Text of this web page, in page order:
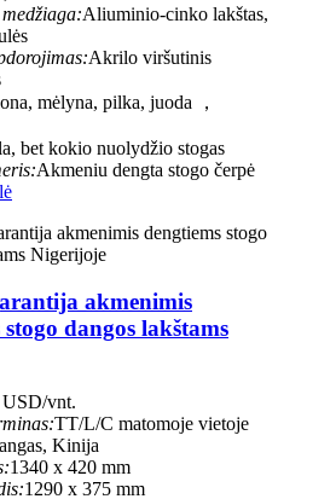
Aliuminio-cinko lakštas,
Akrilo viršutinis
mėlyna, pilka, juoda ，
bet kokio nuolydžio stogas
Akmeniu dengta stogo čerpė
akmenimis
stogo dangos lakštams
USD/vnt.
TT/L/C matomoje vietoje
Kinija
1340 x 420 mm
1290 x 375 mm